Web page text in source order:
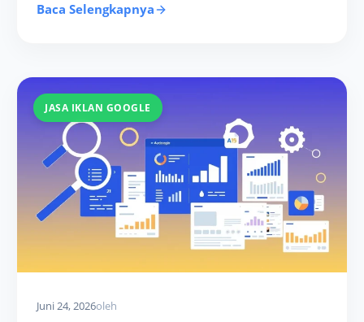
Baca Selengkapnya
JASA IKLAN GOOGLE
Juni 24, 2026oleh